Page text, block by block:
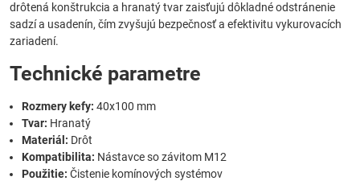
drôtená konštrukcia a hranatý tvar zaisťujú dôkladné odstránenie
sadzí a usadenín, čím zvyšujú bezpečnosť a efektivitu vykurovacích
zariadení.
Technické parametre
Rozmery kefy: 40x100 mm
Tvar: Hranatý
Materiál: Drôt
Kompatibilita: Nástavce so závitom M12
Použitie: Čistenie komínových systémov